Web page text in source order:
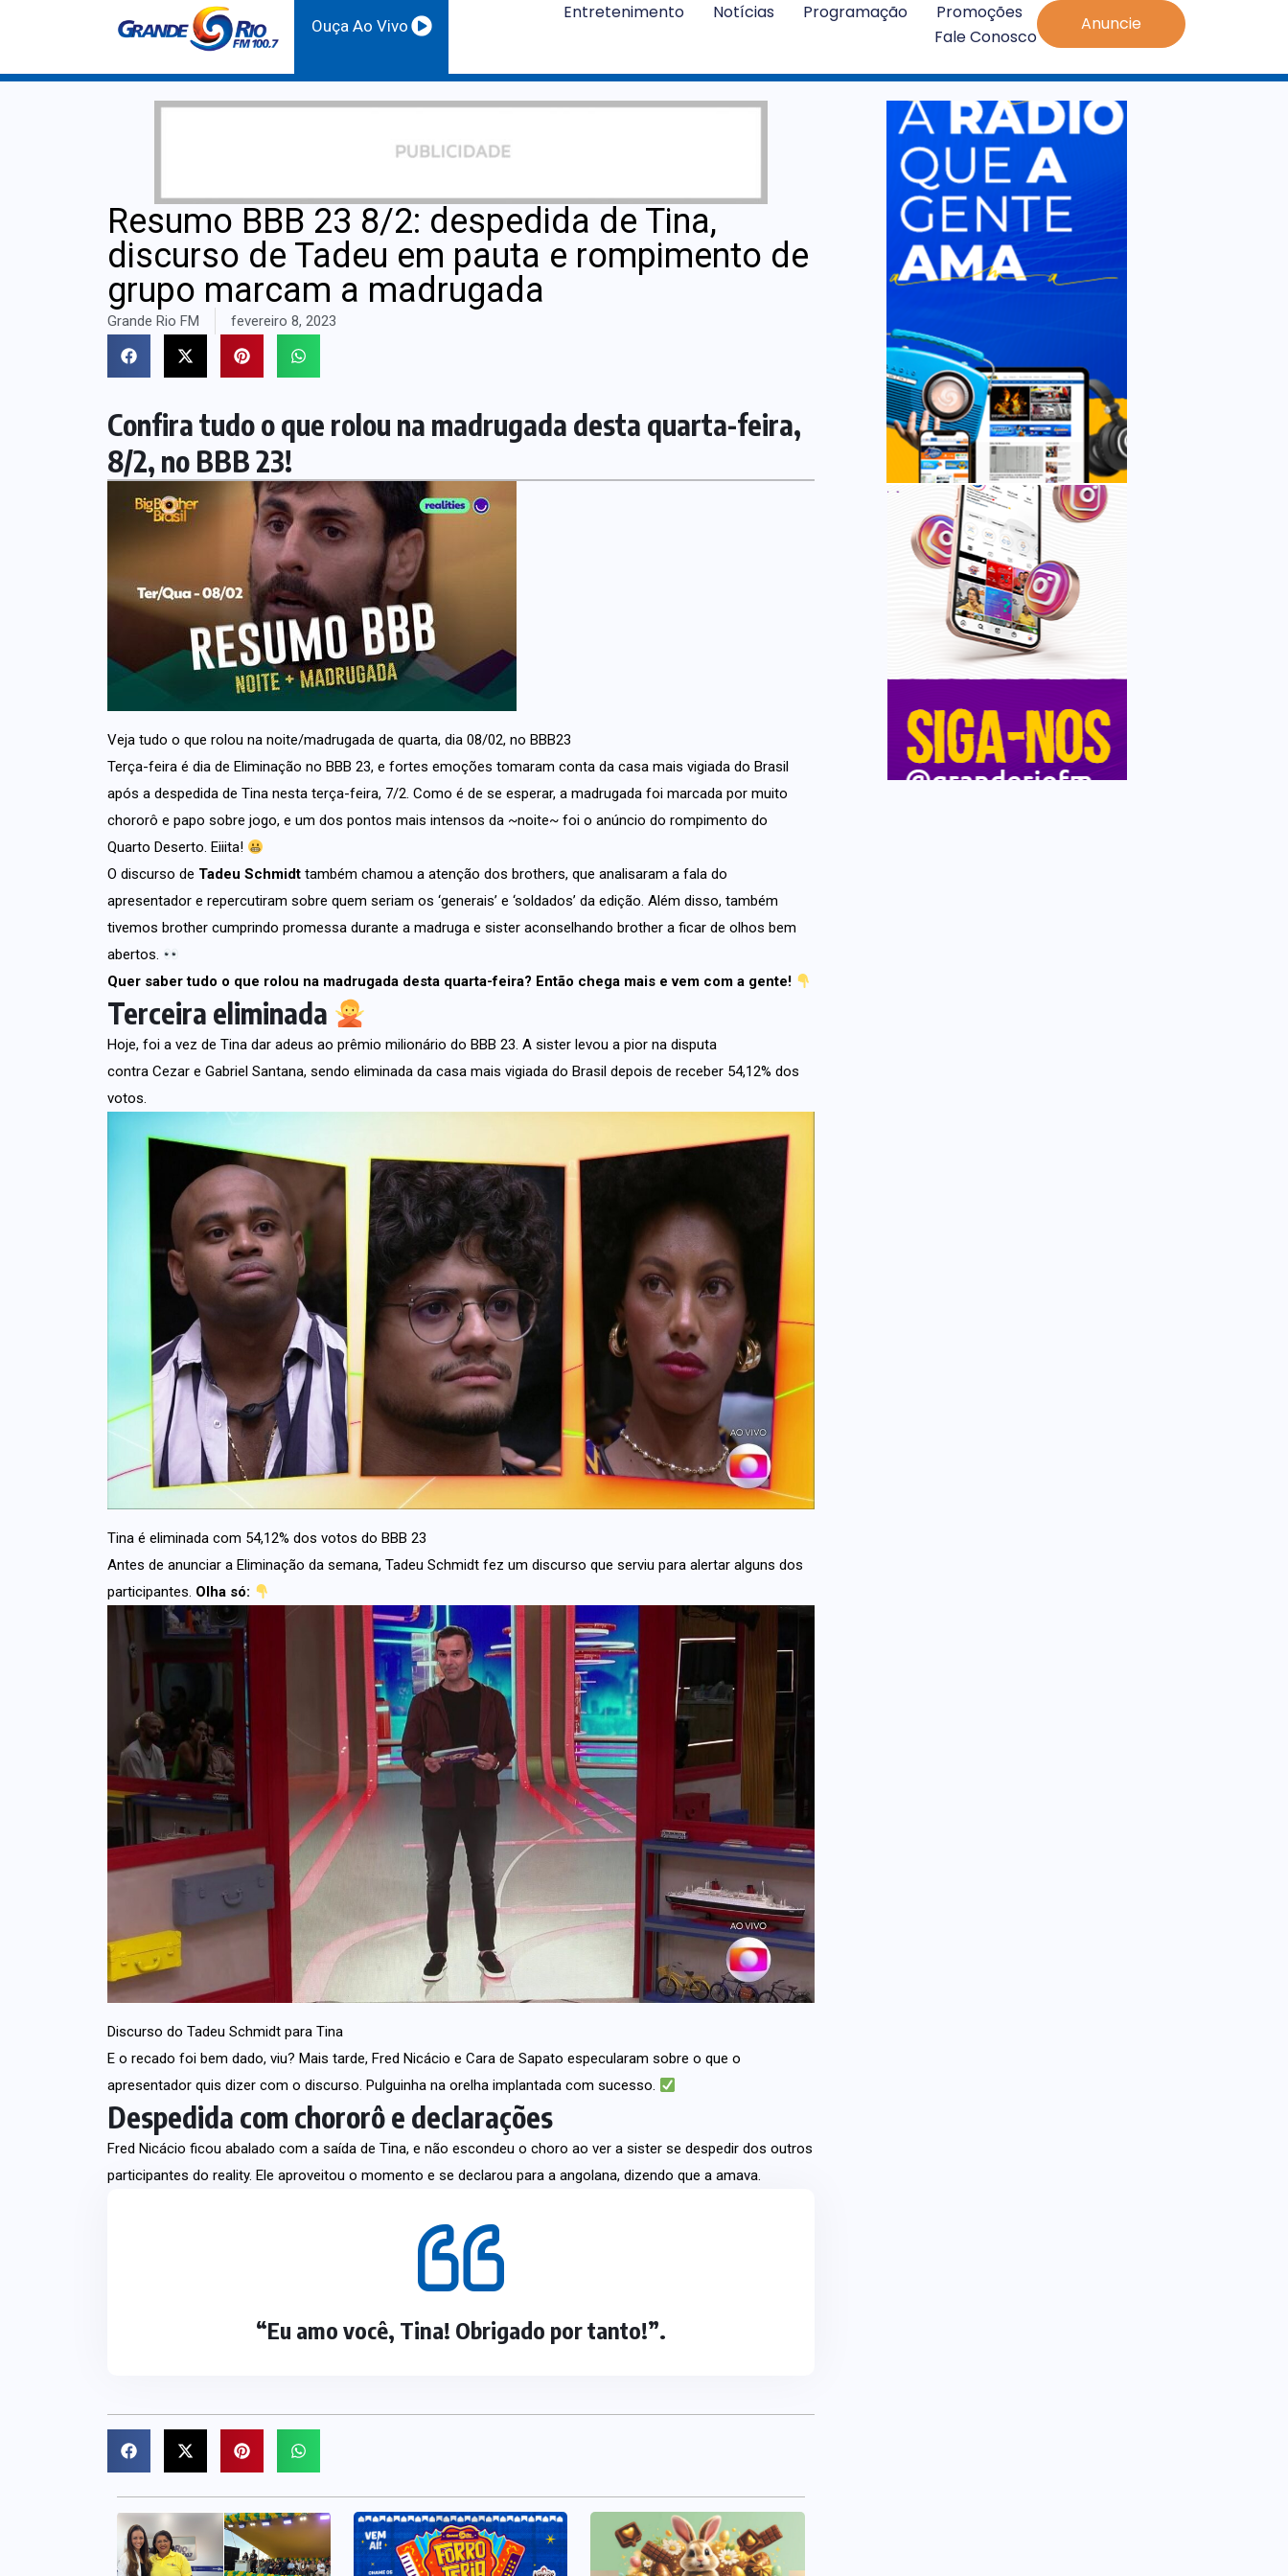
Ouça Ao Vivo
Entretenimento Notícias Programação
Promoções
Fale Conosco
Anuncie
Resumo BBB 23 8/2: despedida de Tina,
discurso de Tadeu em pauta e rompimento de
grupo marcam a madrugada
Grande Rio FM fevereiro 8, 2023
Confira tudo o que rolou na madrugada desta quarta-feira,
8/2, no BBB 23!
Veja tudo o que rolou na noite/madrugada de quarta, dia 08/02, no BBB23
Terça-feira é dia de Eliminação no BBB 23, e fortes emoções tomaram conta da casa mais vigiada do Brasil
após a despedida de Tina nesta terça-feira, 7/2. Como é de se esperar, a madrugada foi marcada por muito
chororô e papo sobre jogo, e um dos pontos mais intensos da ~noite~ foi o anúncio do rompimento do
Quarto Deserto. Eiiita!
O discurso de Tadeu Schmidt também chamou a atenção dos brothers, que analisaram a fala do
apresentador e repercutiram sobre quem seriam os ‘generais’ e ‘soldados’ da edição. Além disso, também
tivemos brother cumprindo promessa durante a madruga e sister aconselhando brother a ficar de olhos bem
abertos.
Quer saber tudo o que rolou na madrugada desta quarta-feira? Então chega mais e vem com a gente!
Terceira eliminada
Hoje, foi a vez de Tina dar adeus ao prêmio milionário do BBB 23. A sister levou a pior na disputa
contra Cezar e Gabriel Santana, sendo eliminada da casa mais vigiada do Brasil depois de receber 54,12% dos
votos.
Tina é eliminada com 54,12% dos votos do BBB 23
Antes de anunciar a Eliminação da semana, Tadeu Schmidt fez um discurso que serviu para alertar alguns dos
participantes. Olha só:
Discurso do Tadeu Schmidt para Tina
E o recado foi bem dado, viu? Mais tarde, Fred Nicácio e Cara de Sapato especularam sobre o que o
apresentador quis dizer com o discurso. Pulguinha na orelha implantada com sucesso.
Despedida com chororô e declarações
Fred Nicácio ficou abalado com a saída de Tina, e não escondeu o choro ao ver a sister se despedir dos outros
participantes do reality. Ele aproveitou o momento e se declarou para a angolana, dizendo que a amava.
“Eu amo você, Tina! Obrigado por tanto!”.